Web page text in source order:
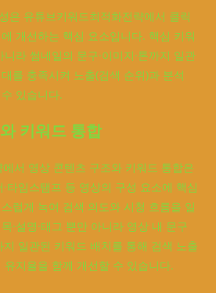
은 유튜브키워드최적화전략에서 클릭
개선하는 핵심 요소입니다. 핵심 키워
니라 썸네일의 문구·이미지·톤까지 일관
를 충족시켜 노출(검색 순위)과 분석
있습니다.
키워드 통합
서 영상 콘텐츠 구조와 키워드 통합은
·타임스탬프 등 영상의 구성 요소에 핵심
럽게 녹여 검색 의도와 시청 흐름을 일
·설명·태그 뿐만 아니라 영상 내 문구
일관된 키워드 배치를 통해 검색 노출
지율을 함께 개선할 수 있습니다.